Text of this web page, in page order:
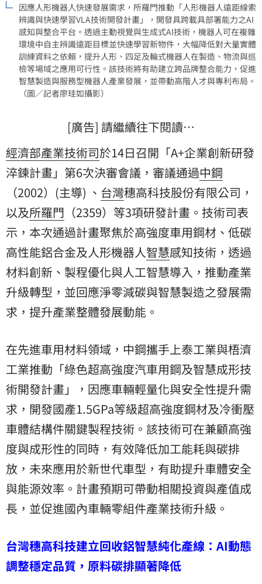
因應人形機器人快速發展需求，所羅門推動「人形機器人遠距線索
辨識與快速學習VLA技術開發計畫」，開發具跨載具部署能力之AI
感知與整合平台。透過主動視覺與生成式AI技術，機器人可在複雜
環境中自主辨識遠距目標並快速學習新物件，大幅降低對大量實體
訓練資料之依賴，提升人形、四足及輪式機器人在製造、物流與巡
檢等場域之應用可行性。該技術將有助建立跨品牌整合能力，促進
智慧製造與服務型機器人產業發展，並帶動高階人才與專利布局。
（圖／記者廖珪如攝影）
[廣告] 請繼續往下閱讀…
經濟部產業技術司於14日召開「A+企業創新研發
淬鍊計畫」第6次決審會議，審議通過中鋼
（2002）(主導) 、 台灣穗高科技股份有限公司，
以及所羅門 （2359）等3項研發計畫。技術司表
示，本次通過計畫聚焦於高強度車用鋼材、低碳
高性能鋁合金及人形機器人智慧感知技術，透過
材料創新、製程優化與人工智慧導入，推動產業
升級轉型，並回應淨零減碳與智慧製造之發展需
求，提升產業整體發展動能。
在先進車用材料領域，中鋼攜手上泰工業與梧濟
工業推動「綠色超高強度汽車用鋼及智慧成形技
術開發計畫」，因應車輛輕量化與安全性提升需
求，開發國產1.5GPa等級超高強度鋼材及冷衝壓
車體結構件關鍵製程技術。該技術可在兼顧高強
度與成形性的同時，有效降低加工能耗與碳排
放，未來應用於新世代車型，有助提升車體安全
與能源效率。計畫預期可帶動相關投資與產值成
長，並促進國內車輛零組件產業技術升級。
台灣穗高科技建立回收鋁智慧純化產線：AI動態
調整穩定品質，原料碳排顯著降低